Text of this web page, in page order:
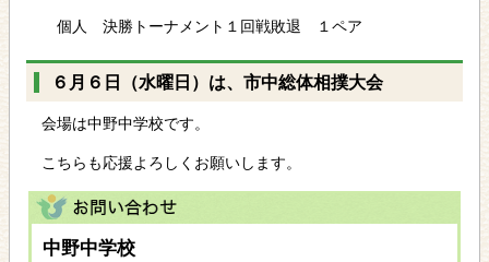
個人 決勝トーナメント１回戦敗退 １ペア
６月６日（水曜日）は、市中総体相撲大会
会場は中野中学校です。
こちらも応援よろしくお願いします。
中野中学校